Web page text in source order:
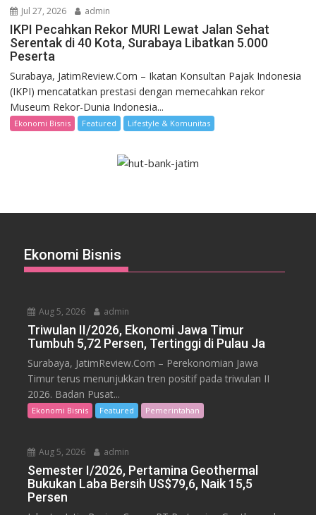
Jul 27, 2026 admin
IKPI Pecahkan Rekor MURI Lewat Jalan Sehat
Serentak di 40 Kota, Surabaya Libatkan 5.000
Peserta
Surabaya, JatimReview.Com – Ikatan Konsultan Pajak Indonesia
(IKPI) mencatatkan prestasi dengan memecahkan rekor
Museum Rekor-Dunia Indonesia...
Ekonomi Bisnis Featured Lifestyle & Komunitas
Ekonomi Bisnis
Aug 5, 2026 admin
Triwulan II/2026, Ekonomi Jawa Timur
Tumbuh 5,72 Persen, Tertinggi di Pulau Ja
Surabaya, JatimReview.Com – Perekonomian Jawa
Timur terus menunjukkan tren positif pada triwulan II
2026. Badan Pusat...
Ekonomi Bisnis Featured Pemerintahan
Aug 5, 2026 admin
Semester I/2026, Pertamina Geothermal
Bukukan Laba Bersih US$79,6, Naik 15,5
Persen